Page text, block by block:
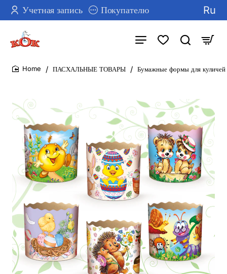
Учетная запись Покупателю Ru
ПАСХАЛЬНЫЕ ТОВАРЫ Бумажные формы для куличей